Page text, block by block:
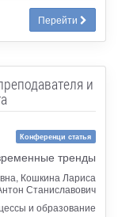
Перейти
и
Конференци статья
тренды
Кошкина Лариса
Станиславович
и образование